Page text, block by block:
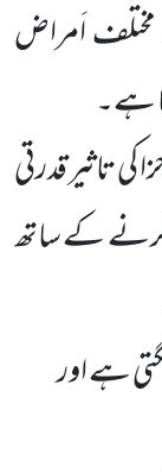
مختلف اَمراض
ہے۔
تاثیر قدرتی
کرنے کے ساتھ
ہے اور